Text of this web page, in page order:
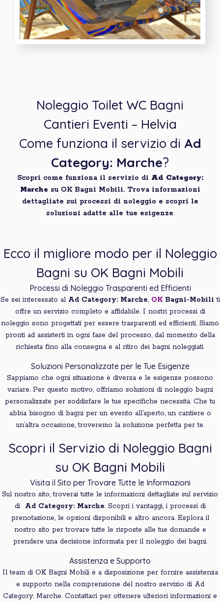
Noleggio Toilet WC Bagni
Cantieri Eventi – Helvia
Come funziona il servizio di Ad
Category: Marche?
Scopri come funziona il servizio di Ad Category:
Marche su OK Bagni Mobili. Trova informazioni
dettagliate sui processi di noleggio e scopri le
soluzioni adatte alle tue esigenze.
Ecco il migliore modo per il Noleggio
Bagni su OK Bagni Mobili
Processi di Noleggio Trasparenti ed Efficienti
Se sei interessato al Ad Category: Marche, OKBagni-Mobili ti
offre un servizio completo e affidabile. I nostri processi di
noleggio sono progettati per essere trasparenti ed efficienti. Siamo
pronti ad assisterti in ogni fase del processo, dal momento della
richiesta fino alla consegna e al ritiro dei bagni noleggiati.
Soluzioni Personalizzate per le Tue Esigenze
Sappiamo che ogni situazione è diversa e le esigenze possono
variare. Per questo motivo, offriamo soluzioni di noleggio bagni
personalizzate per soddisfare le tue specifiche necessità. Che tu
abbia bisogno di bagni per un evento all’aperto, un cantiere o
un’altra occasione, troveremo la soluzione perfetta per te.
Scopri il Servizio di Noleggio Bagni
su OK Bagni Mobili
Visita il Sito per Trovare Tutte le Informazioni
Sul nostro sito, troverai tutte le informazioni dettagliate sul servizio
di Ad Category: Marche. Scopri i vantaggi, i processi di
prenotazione, le opzioni disponibili e altro ancora. Esplora il
nostro sito per trovare tutte le risposte alle tue domande e
prendere una decisione informata per il noleggio dei bagni.
Assistenza e Supporto
Il team di OK Bagni Mobili è a disposizione per fornire assistenza
e supporto nella comprensione del nostro servizio di Ad
Category: Marche. Contattaci per ottenere ulteriori informazioni e